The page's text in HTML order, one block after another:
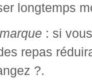
longtemps
: si
repas
?.